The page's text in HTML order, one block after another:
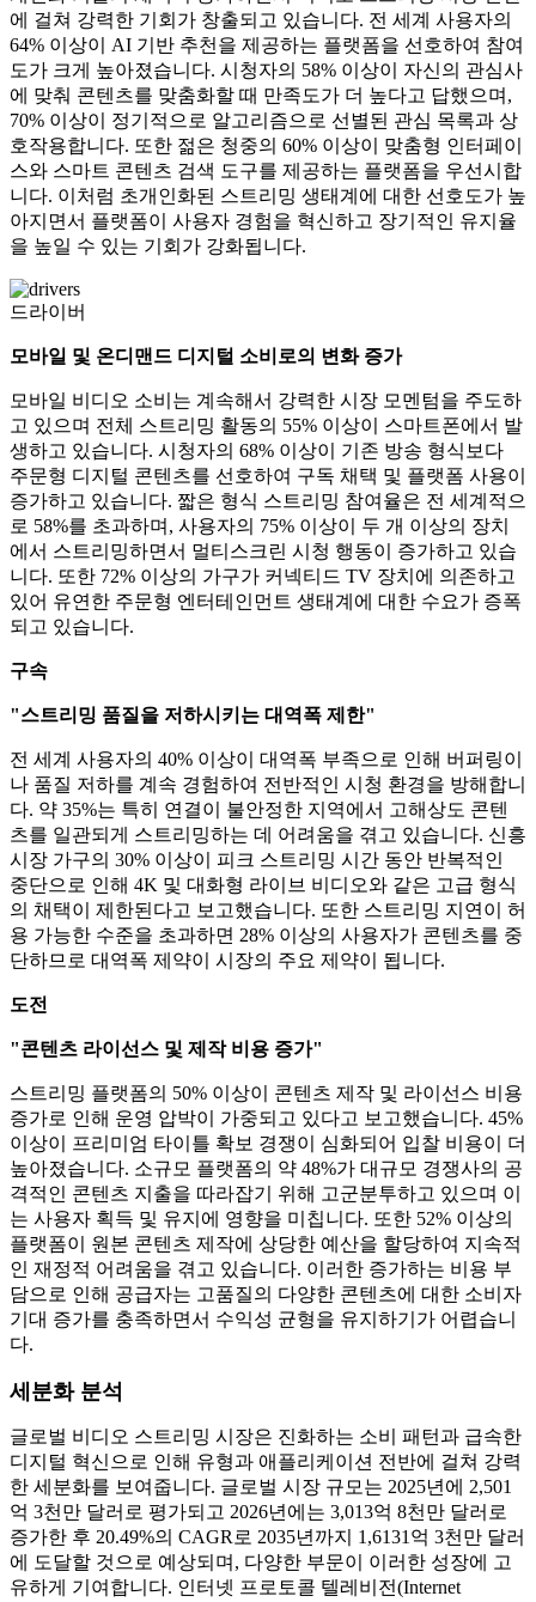
에 걸쳐 강력한 기회가 창출되고 있습니다. 전 세계 사용자의
64% 이상이 AI 기반 추천을 제공하는 플랫폼을 선호하여 참여
도가 크게 높아졌습니다. 시청자의 58% 이상이 자신의 관심사
에 맞춰 콘텐츠를 맞춤화할 때 만족도가 더 높다고 답했으며,
70% 이상이 정기적으로 알고리즘으로 선별된 관심 목록과 상
호작용합니다. 또한 젊은 청중의 60% 이상이 맞춤형 인터페이
스와 스마트 콘텐츠 검색 도구를 제공하는 플랫폼을 우선시합
니다. 이처럼 초개인화된 스트리밍 생태계에 대한 선호도가 높
아지면서 플랫폼이 사용자 경험을 혁신하고 장기적인 유지율
을 높일 수 있는 기회가 강화됩니다.
드라이버
모바일 및 온디맨드 디지털 소비로의 변화 증가
모바일 비디오 소비는 계속해서 강력한 시장 모멘텀을 주도하
고 있으며 전체 스트리밍 활동의 55% 이상이 스마트폰에서 발
생하고 있습니다. 시청자의 68% 이상이 기존 방송 형식보다
주문형 디지털 콘텐츠를 선호하여 구독 채택 및 플랫폼 사용이
증가하고 있습니다. 짧은 형식 스트리밍 참여율은 전 세계적으
로 58%를 초과하며, 사용자의 75% 이상이 두 개 이상의 장치
에서 스트리밍하면서 멀티스크린 시청 행동이 증가하고 있습
니다. 또한 72% 이상의 가구가 커넥티드 TV 장치에 의존하고
있어 유연한 주문형 엔터테인먼트 생태계에 대한 수요가 증폭
되고 있습니다.
구속
"스트리밍 품질을 저하시키는 대역폭 제한"
전 세계 사용자의 40% 이상이 대역폭 부족으로 인해 버퍼링이
나 품질 저하를 계속 경험하여 전반적인 시청 환경을 방해합니
다. 약 35%는 특히 연결이 불안정한 지역에서 고해상도 콘텐
츠를 일관되게 스트리밍하는 데 어려움을 겪고 있습니다. 신흥
시장 가구의 30% 이상이 피크 스트리밍 시간 동안 반복적인
중단으로 인해 4K 및 대화형 라이브 비디오와 같은 고급 형식
의 채택이 제한된다고 보고했습니다. 또한 스트리밍 지연이 허
용 가능한 수준을 초과하면 28% 이상의 사용자가 콘텐츠를 중
단하므로 대역폭 제약이 시장의 주요 제약이 됩니다.
도전
"콘텐츠 라이선스 및 제작 비용 증가"
스트리밍 플랫폼의 50% 이상이 콘텐츠 제작 및 라이선스 비용
증가로 인해 운영 압박이 가중되고 있다고 보고했습니다. 45%
이상이 프리미엄 타이틀 확보 경쟁이 심화되어 입찰 비용이 더
높아졌습니다. 소규모 플랫폼의 약 48%가 대규모 경쟁사의 공
격적인 콘텐츠 지출을 따라잡기 위해 고군분투하고 있으며 이
는 사용자 획득 및 유지에 영향을 미칩니다. 또한 52% 이상의
플랫폼이 원본 콘텐츠 제작에 상당한 예산을 할당하여 지속적
인 재정적 어려움을 겪고 있습니다. 이러한 증가하는 비용 부
담으로 인해 공급자는 고품질의 다양한 콘텐츠에 대한 소비자
기대 증가를 충족하면서 수익성 균형을 유지하기가 어렵습니
다.
세분화 분석
글로벌 비디오 스트리밍 시장은 진화하는 소비 패턴과 급속한
디지털 혁신으로 인해 유형과 애플리케이션 전반에 걸쳐 강력
한 세분화를 보여줍니다. 글로벌 시장 규모는 2025년에 2,501
억 3천만 달러로 평가되고 2026년에는 3,013억 8천만 달러로
증가한 후 20.49%의 CAGR로 2035년까지 1,6131억 3천만 달러
에 도달할 것으로 예상되며, 다양한 부문이 이러한 성장에 고
유하게 기여합니다. 인터넷 프로토콜 텔레비전(Internet